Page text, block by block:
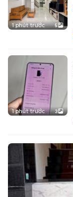
1 phút trước 5
1 phút trước 3